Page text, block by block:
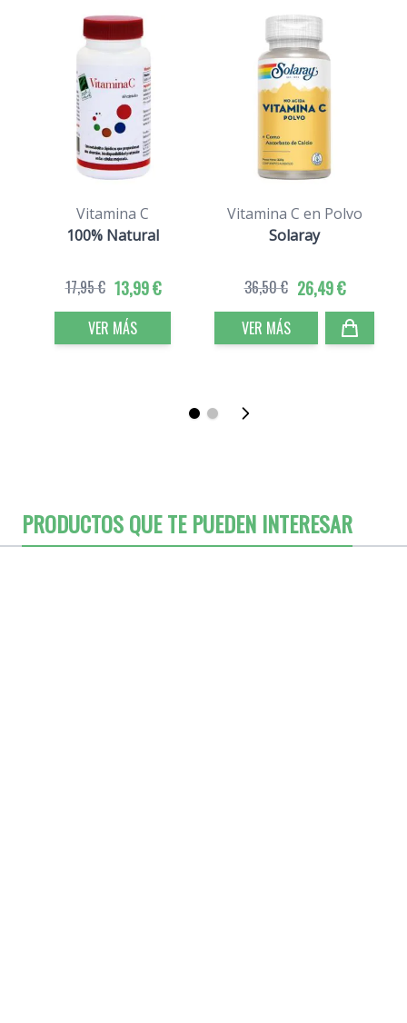
Vitamina C
100% Natural
13,99 €
17,95 €
VER MÁS
Vitamina C en Polvo
Solaray
26,49 €
36,50 €
VER MÁS
PRODUCTOS QUE TE PUEDEN INTERESAR